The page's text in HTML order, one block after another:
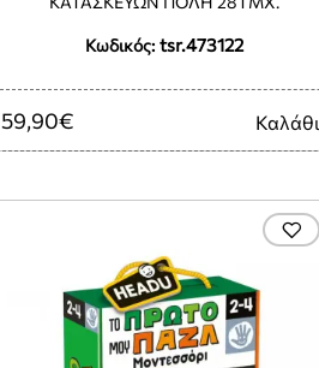
Κωδικός: tsr.473122
59,90€ Καλάθι